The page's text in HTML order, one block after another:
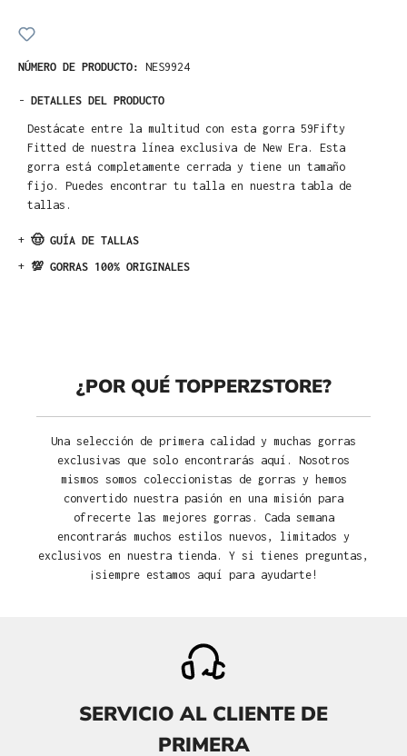
NÚMERO DE PRODUCTO: NES9924
- DETALLES DEL PRODUCTO
Destácate entre la multitud con esta gorra 59Fifty
Fitted de nuestra línea exclusiva de New Era. Esta
gorra está completamente cerrada y tiene un tamaño
fijo. Puedes encontrar tu talla en nuestra tabla de
tallas.
+ 🤠 GUÍA DE TALLAS
+ 💯 GORRAS 100% ORIGINALES
¿POR QUÉ TOPPERZSTORE?
Una selección de primera calidad y muchas gorras
exclusivas que solo encontrarás aquí. Nosotros
mismos somos coleccionistas de gorras y hemos
convertido nuestra pasión en una misión para
ofrecerte las mejores gorras. Cada semana
encontrarás muchos estilos nuevos, limitados y
exclusivos en nuestra tienda. Y si tienes preguntas,
¡siempre estamos aquí para ayudarte!
SERVICIO AL CLIENTE DE
PRIMERA